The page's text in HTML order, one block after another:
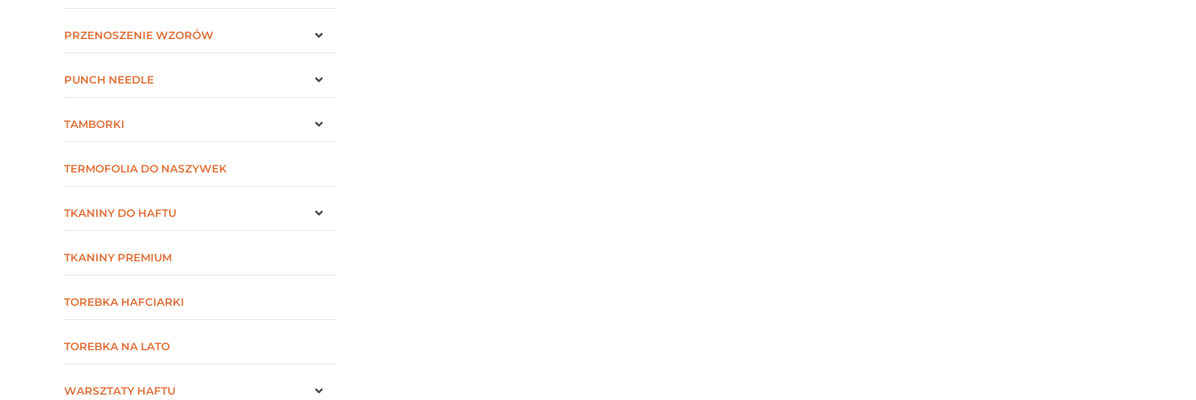
PRZENOSZENIE WZORÓW
PUNCH NEEDLE
TAMBORKI
TERMOFOLIA DO NASZYWEK
TKANINY DO HAFTU
TKANINY PREMIUM
TOREBKA HAFCIARKI
TOREBKA NA LATO
WARSZTATY HAFTU